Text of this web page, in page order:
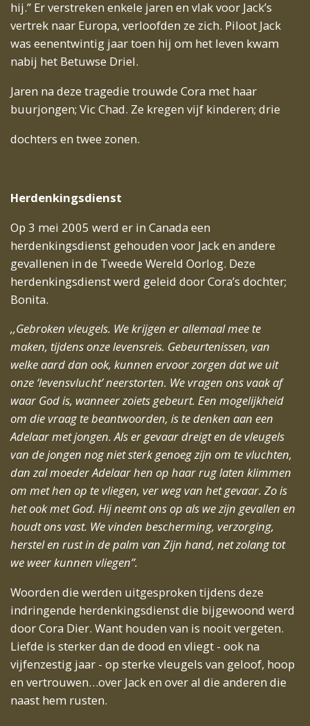
hij.” Er verstreken enkele jaren en vlak voor Jack’s
vertrek naar Europa, verloofden ze zich. Piloot Jack
was eenentwintig jaar toen hij om het leven kwam
nabij het Betuwse Driel.
Jaren na deze tragedie trouwde Cora met haar
buurjongen; Vic Chad. Ze kregen vijf kinderen; drie
dochters en twee zonen.
Herdenkingsdienst
Op 3 mei 2005 werd er in Canada een
herdenkingsdienst gehouden voor Jack en andere
gevallenen in de Tweede Wereld Oorlog. Deze
herdenkingsdienst werd geleid door Cora’s dochter;
Bonita.
,,Gebroken vleugels. We krijgen er allemaal mee te
maken, tijdens onze levensreis. Gebeurtenissen, van
welke aard dan ook, kunnen ervoor zorgen dat we uit
onze ‘levensvlucht’ neerstorten. We vragen ons vaak af
waar God is, wanneer zoiets gebeurt. Een mogelijkheid
om die vraag te beantwoorden, is te denken aan een
Adelaar met jongen. Als er gevaar dreigt en de vleugels
van de jongen nog niet sterk genoeg zijn om te vluchten,
dan zal moeder Adelaar hen op haar rug laten klimmen
om met hen op te vliegen, ver weg van het gevaar. Zo is
het ook met God. Hij neemt ons op als we zijn gevallen en
houdt ons vast. We vinden bescherming, verzorging,
herstel en rust in de palm van Zijn hand, net zolang tot
we weer kunnen vliegen”.
Woorden die werden uitgesproken tijdens deze
indringende herdenkingsdienst die bijgewoond werd
door Cora Dier. Want houden van is nooit vergeten.
Liefde is sterker dan de dood en vliegt - ook na
vijfenzestig jaar - op sterke vleugels van geloof, hoop
en vertrouwen…over Jack en over al die anderen die
naast hem rusten.